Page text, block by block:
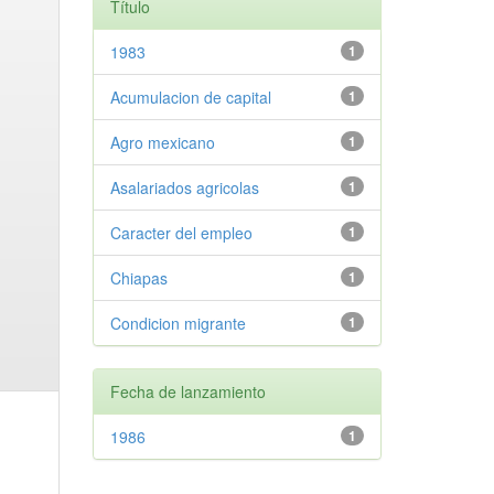
Título
1
1983
1
Acumulacion de capital
1
Agro mexicano
1
Asalariados agricolas
1
Caracter del empleo
1
Chiapas
1
Condicion migrante
Fecha de lanzamiento
1
1986